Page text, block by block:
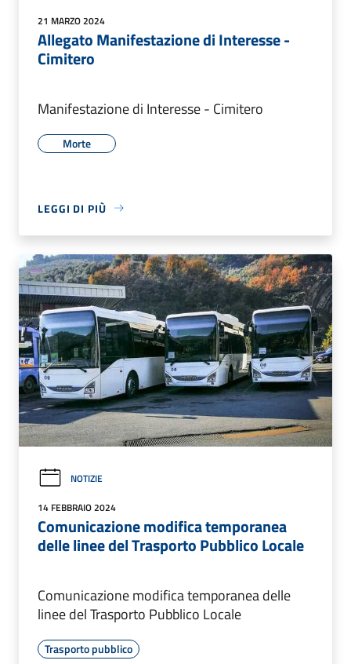
21 MARZO 2024
Allegato Manifestazione di Interesse -
Cimitero
Manifestazione di Interesse - Cimitero
Morte
LEGGI DI PIÙ
NOTIZIE
14 FEBBRAIO 2024
Comunicazione modifica temporanea
delle linee del Trasporto Pubblico Locale
Comunicazione modifica temporanea delle
linee del Trasporto Pubblico Locale
Trasporto pubblico